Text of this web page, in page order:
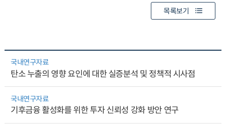
목록보기
국내연구자료
탄소 누출의 영향 요인에 대한 실증분석 및 정책적 시사점
국내연구자료
기후금융 활성화를 위한 투자 신뢰성 강화 방안 연구